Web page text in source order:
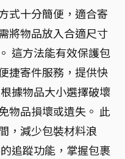
式十分簡便，適合寄
將物品放入合適尺寸
這方法能有效保護包
捷寄件服務，提供快
據物品大小選擇破壞
物品損壞或遺失。 此
，減少包裝材料浪
追蹤功能，掌握包裹